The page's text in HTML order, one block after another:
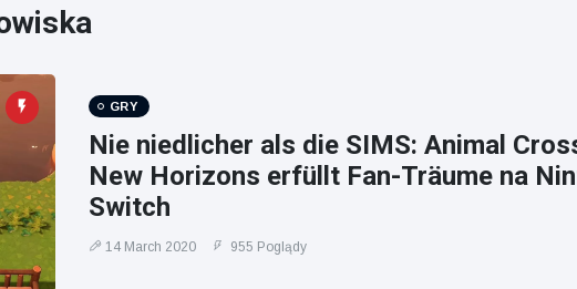
GRY
Nie niedlicher als die SIMS: Animal
New Horizons erfüllt Fan-Träume na
Switch
14 March 2020 955 Poglądy